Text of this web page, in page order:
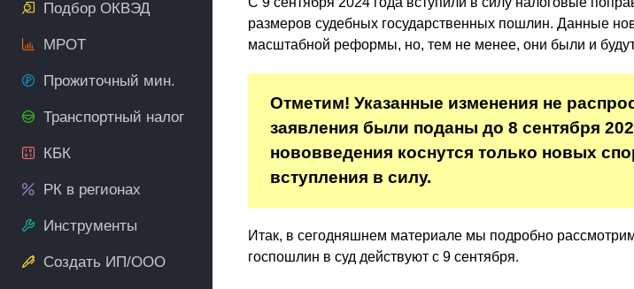
Подбор ОКВЭД
МРОТ
Прожиточный мин.
Транспортный налог
КБК
РК в регионах
Инструменты
Создать ИП/ООО
размеров судебных государственных пошлин. Данные
масштабной реформы, но, тем не менее, они были и
Отметим! Указанные изменения не
заявления были поданы до 8 сентября
нововведения коснутся только новых
вступления в силу.
Итак, в сегодняшнем материале мы подробно
госпошлин в суд действуют с 9 сентября.